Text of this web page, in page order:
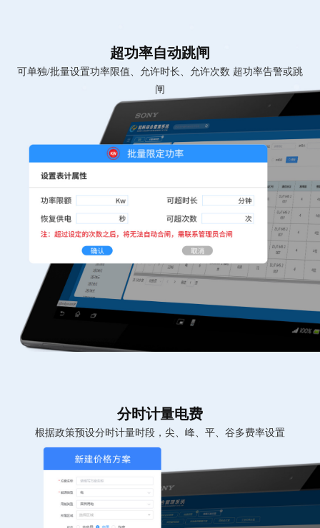
超功率自动跳闸
可单独/批量设置功率限值、允许时长、允许次数 超功率告警或跳
闸
分时计量电费
根据政策预设分时计量时段，尖、峰、平、谷多费率设置